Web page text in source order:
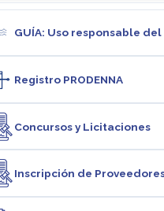
GUÍA: Uso responsable
Registro PRODENNA
Concursos y Licitaciones
Inscripción de